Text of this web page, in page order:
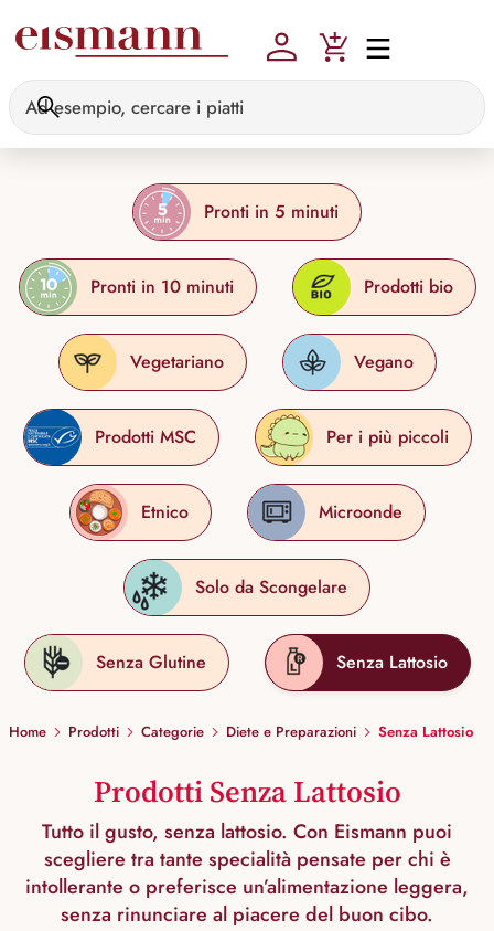
Pronti in 5 minuti
Pronti in 10 minuti Prodotti bio
Vegetariano Vegano
Prodotti MSC Per i più piccoli
Etnico Microonde
Solo da Scongelare
Senza Glutine Senza Lattosio
Home Prodotti Categorie Diete e Preparazioni Senza Lattosio
Prodotti Senza Lattosio
Tutto il gusto, senza lattosio. Con Eismann puoi
scegliere tra tante specialità pensate per chi è
intollerante o preferisce un’alimentazione leggera,
senza rinunciare al piacere del buon cibo.